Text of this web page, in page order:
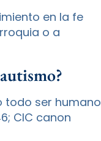
en la fe
o a
todo ser humano
CIC canon